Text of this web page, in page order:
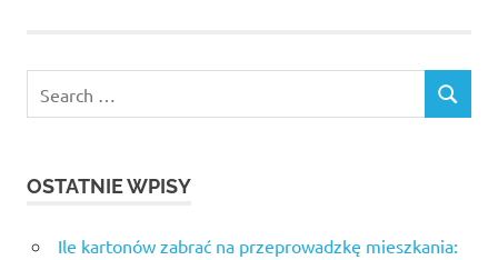
for:
SEARCH
OSTATNIE WPISY
Ile kartonów zabrać na przeprowadzkę mieszkania: